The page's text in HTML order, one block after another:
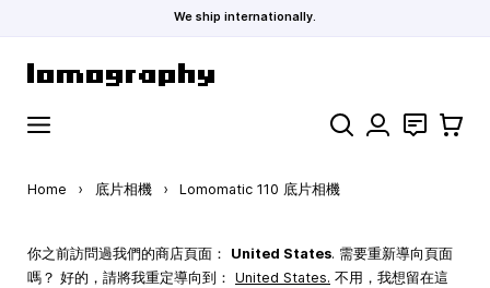
We ship internationally.
Search 聯絡 購物車
Home › 底片相機 › Lomomatic 110 底片相機
你之前訪問過我們的商店頁面： United States. 需要重新導向頁面
嗎？ 好的，請將我重定導向到： United States. 不用，我想留在這